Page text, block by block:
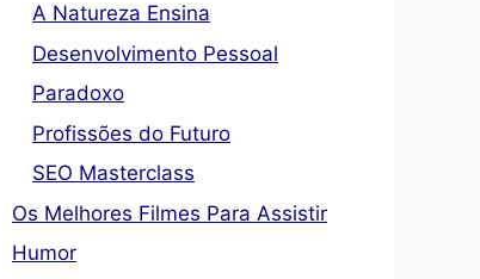
A Natureza Ensina
Desenvolvimento Pessoal
Paradoxo
Profissões do Futuro
SEO Masterclass
Os Melhores Filmes Para Assistir
Humor